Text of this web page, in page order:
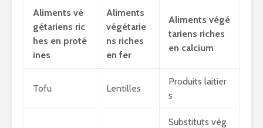
Aliments vé
gétariens ric
hes en proté
ines
Aliments
végétarie
ns riches
en fer
Aliments végé
tariens riches
en calcium
Tofu Lentilles
Produits laitier
s
Substituts vég